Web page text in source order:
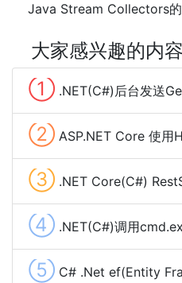
大家感兴趣的内容
① .NET(C#)后台发送Get
② ASP.NET Core 使用
③ .NET Core(C#) RestSharp GET
④ .NET(C#)调用
⑤ C# .Net ef(Entity